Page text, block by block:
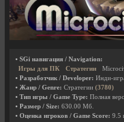
• SGi навигация / Navigation:
Игры для ПК
Стратегии
• Разработчик / Developer: Инди-
• Жанр / Genre: Стратегии (3780)
• Тип игры / Game Type: Полная
• Размер / Size: 630.00 Мб.
• Оценка игроков / Game Score: 9.5